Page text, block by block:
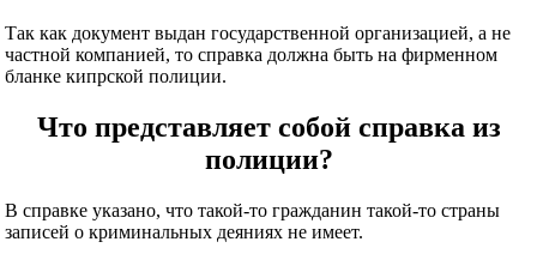
Так как документ выдан государственной организацией, а не
частной компанией, то справка должна быть на фирменном
бланке кипрской полиции.
Что представляет собой справка из
полиции?
В справке указано, что такой-то гражданин такой-то страны
записей о криминальных деяниях не имеет.